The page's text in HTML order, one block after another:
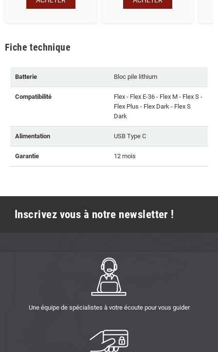
Fiche technique
Batterie Bloc pile lithium
Compatibilité
Flex - Flex E-36 - Flex M - Flex S -
Flex Plus - Flex Dark - Flex S
Dark
Alimentation USB Type C
Garantie 12 mois
Inscrivez vous à notre newsletter !
Une équipe de spécialistes à votre écoute pour vous guider